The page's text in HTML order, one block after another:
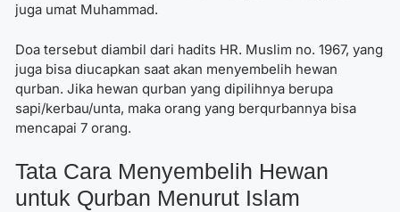
juga umat Muhammad.
Doa tersebut diambil dari hadits HR. Muslim no. 1967, yang
juga bisa diucapkan saat akan menyembelih hewan
qurban. Jika hewan qurban yang dipilihnya berupa
sapi/kerbau/unta, maka orang yang berqurbannya bisa
mencapai 7 orang.
Tata Cara Menyembelih Hewan
untuk Qurban Menurut Islam